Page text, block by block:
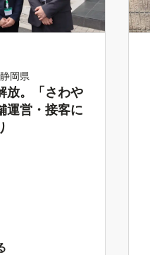
静岡県
放。「さわや
運営・接客に